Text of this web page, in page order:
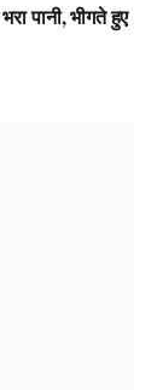
पानी, भीगते हुए